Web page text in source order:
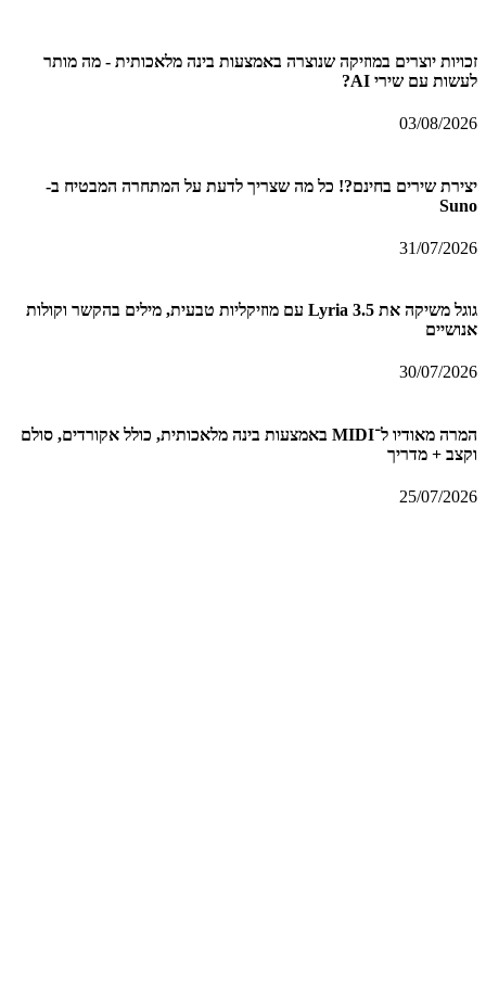
זכויות יוצרים במוזיקה שנוצרה באמצעות בינה מלאכותית - מה מותר
לעשות עם שירי AI?
03/08/2026
יצירת שירים בחינם?! כל מה שצריך לדעת על המתחרה המבטיח ב-
Suno
31/07/2026
גוגל משיקה את Lyria 3.5 עם מוזיקליות טבעית, מילים בהקשר וקולות
אנושיים
30/07/2026
המרה מאודיו ל־MIDI באמצעות בינה מלאכותית, כולל אקורדים, סולם
וקצב + מדריך
25/07/2026